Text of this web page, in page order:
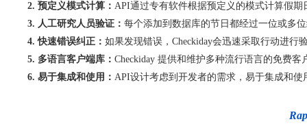
2. 预定义模式计算： API通过专有软件根据预定义的模式计算假
3. 人工研究人员验证： 每个添加到数据库的节日都经过一位或多
4. 快速错误纠正： 如果发现错误，Checkiday会迅速采取行动进
5. 多语言客户端库： Checkiday 提供和维护多种流行语言的免费客
6. 易于集成和使用： API设计考虑到开发者的需求，易于集成和